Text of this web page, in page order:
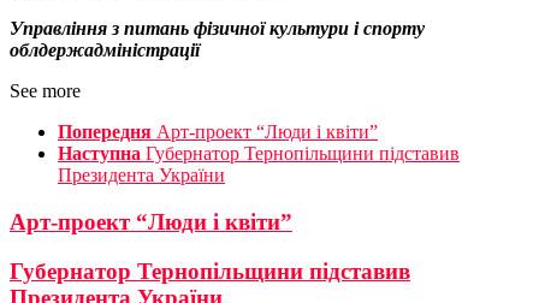
Управління з питань фізичної культури і спорту
облдержадміністрації
See more
Попередня Арт-проект “Люди і квіти”
Наступна Губернатор Тернопільщини підставив
Президента України
Арт-проект “Люди і квіти”
Губернатор Тернопільщини підставив
Президента України